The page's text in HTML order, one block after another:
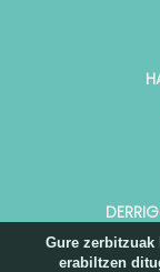
Gure zerbitzuak
erabiltzen